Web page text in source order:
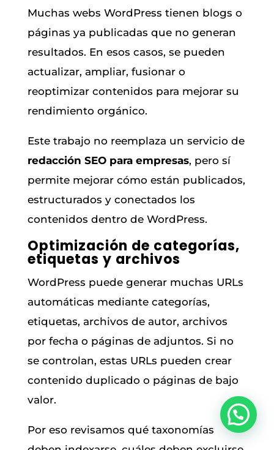
Muchas webs WordPress tienen blogs o
páginas ya publicadas que no generan
resultados. En esos casos, se pueden
actualizar, ampliar, fusionar o
reoptimizar contenidos para mejorar su
rendimiento orgánico.
Este trabajo no reemplaza un servicio de
redacción SEO para empresas, pero sí
permite mejorar cómo están publicados,
estructurados y conectados los
contenidos dentro de WordPress.
Optimización de categorías,
etiquetas y archivos
WordPress puede generar muchas URLs
automáticas mediante categorías,
etiquetas, archivos de autor, archivos
por fecha o páginas de adjuntos. Si no
se controlan, estas URLs pueden crear
contenido duplicado o páginas de bajo
valor.
Por eso revisamos qué taxonomías